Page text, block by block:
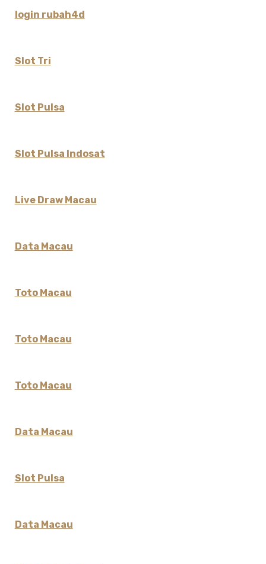
login rubah4d
Slot Tri
Slot Pulsa
Slot Pulsa Indosat
Live Draw Macau
Data Macau
Toto Macau
Toto Macau
Toto Macau
Data Macau
Slot Pulsa
Data Macau